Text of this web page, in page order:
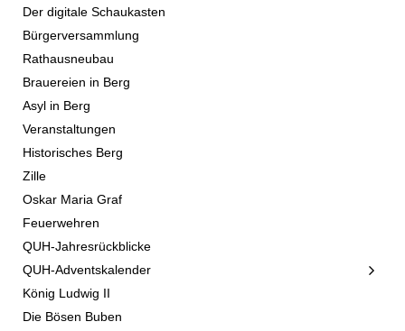
Der digitale Schaukasten
Bürgerversammlung
Rathausneubau
Brauereien in Berg
Asyl in Berg
Veranstaltungen
Historisches Berg
Zille
Oskar Maria Graf
Feuerwehren
QUH-Jahresrückblicke
QUH-Adventskalender
König Ludwig II
Die Bösen Buben